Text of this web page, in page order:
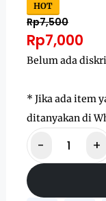
HOT
Rp7,500
Rp7,000
Belum ada
* Jika ada item
ditanyakan di
- +